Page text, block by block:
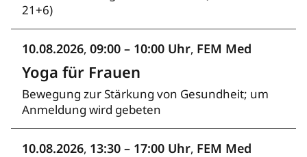
21+6)
10.08.2026, 09:00 – 10:00 Uhr, FEM Med
Yoga für Frauen
Bewegung zur Stärkung von Gesundheit; um
Anmeldung wird gebeten
10.08.2026, 13:30 – 17:00 Uhr, FEM Med